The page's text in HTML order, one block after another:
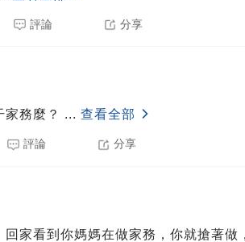
評論 分享
家務麼？ ... 查看全部
評論 分享
家看到你媽媽在做家務，你就搶著做